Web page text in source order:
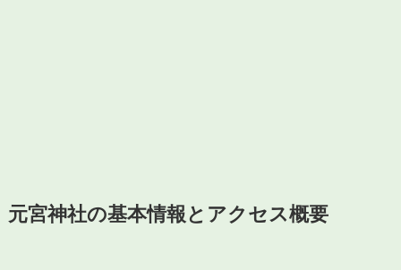
元宮神社の基本情報とアクセス概要